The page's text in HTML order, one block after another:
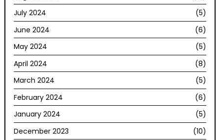
July 2024
(5)
June 2024
(6)
May 2024
(5)
April 2024
(8)
March 2024
(5)
February 2024
(6)
January 2024
(5)
December 2023
(10)